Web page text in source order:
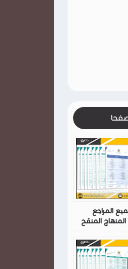
المراجع
المنقح